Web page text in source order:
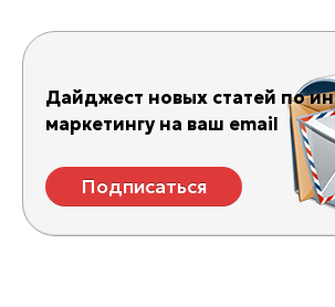
Дайджест новых статей по
маркетингу на ваш email
Подписаться